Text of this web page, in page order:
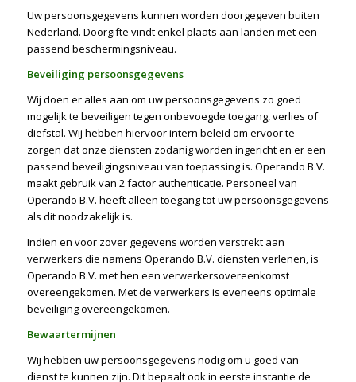
Uw persoonsgegevens kunnen worden doorgegeven buiten
Nederland. Doorgifte vindt enkel plaats aan landen met een
passend beschermingsniveau.
Beveiliging persoonsgegevens
Wij doen er alles aan om uw persoonsgegevens zo goed
mogelijk te beveiligen tegen onbevoegde toegang, verlies of
diefstal. Wij hebben hiervoor intern beleid om ervoor te
zorgen dat onze diensten zodanig worden ingericht en er een
passend beveiligingsniveau van toepassing is. Operando B.V.
maakt gebruik van 2 factor authenticatie. Personeel van
Operando B.V. heeft alleen toegang tot uw persoonsgegevens
als dit noodzakelijk is.
Indien en voor zover gegevens worden verstrekt aan
verwerkers die namens Operando B.V. diensten verlenen, is
Operando B.V. met hen een verwerkersovereenkomst
overeengekomen. Met de verwerkers is eveneens optimale
beveiliging overeengekomen.
Bewaartermijnen
Wij hebben uw persoonsgegevens nodig om u goed van
dienst te kunnen zijn. Dit bepaalt ook in eerste instantie de